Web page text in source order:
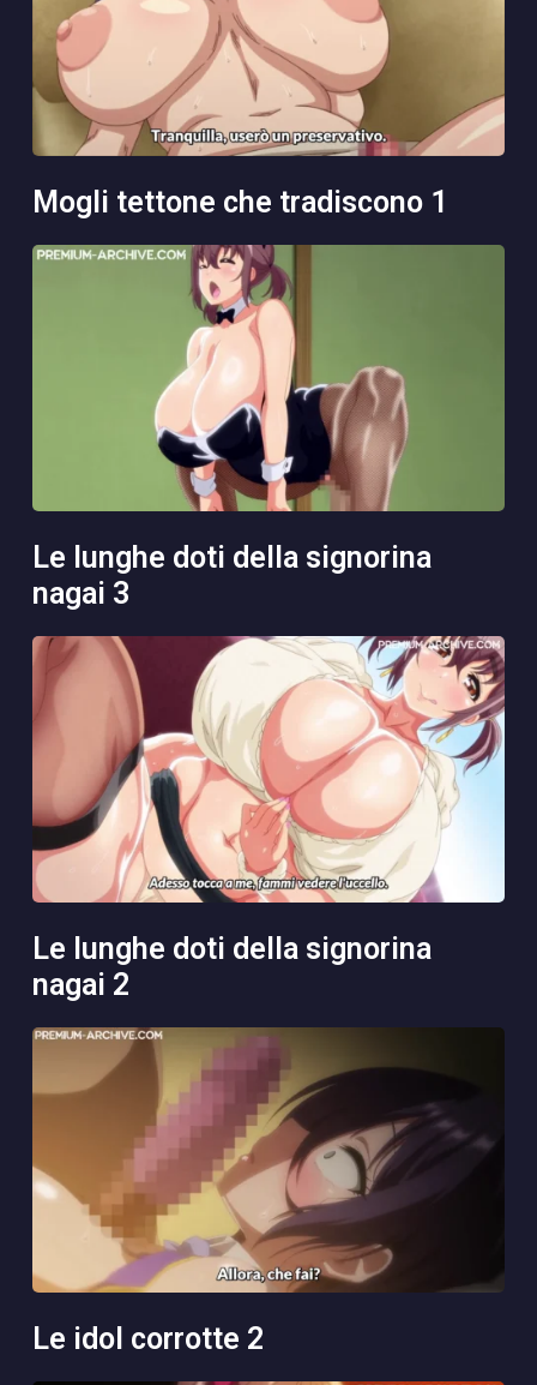
mogli tettone che tradiscono 1
le lunghe doti della signorina
nagai 3
le lunghe doti della signorina
nagai 2
le idol corrotte 2